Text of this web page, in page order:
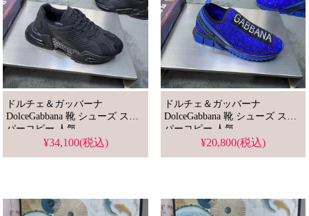
ドルチェ＆ガッバーナ
DolceGabbana 靴 シューズ スー
パーコピー 人気
¥34,100(税込)
ドルチェ＆ガッバーナ
DolceGabbana 靴 シューズ スー
パーコピー 人気
¥20,800(税込)